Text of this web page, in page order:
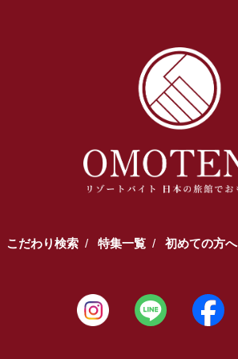
こだわり検索 特集一覧 初めての方へ